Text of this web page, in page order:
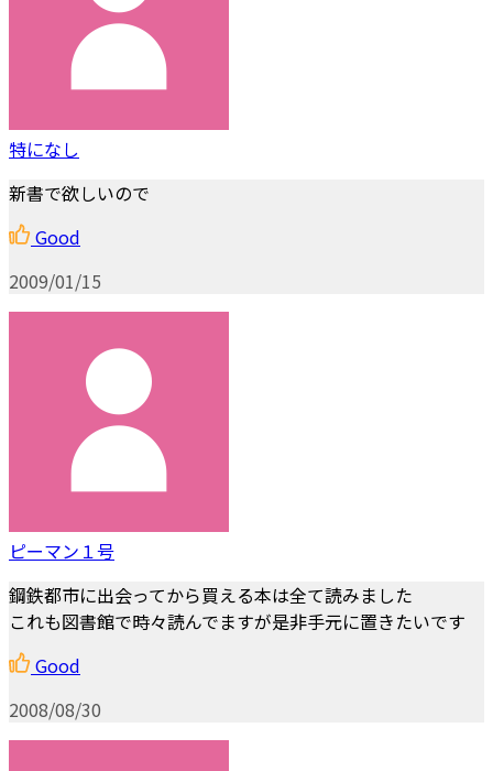
特になし
新書で欲しいので
Good
2009/01/15
ピーマン１号
鋼鉄都市に出会ってから買える本は全て読みました
これも図書館で時々読んでますが是非手元に置きたいです
Good
2008/08/30